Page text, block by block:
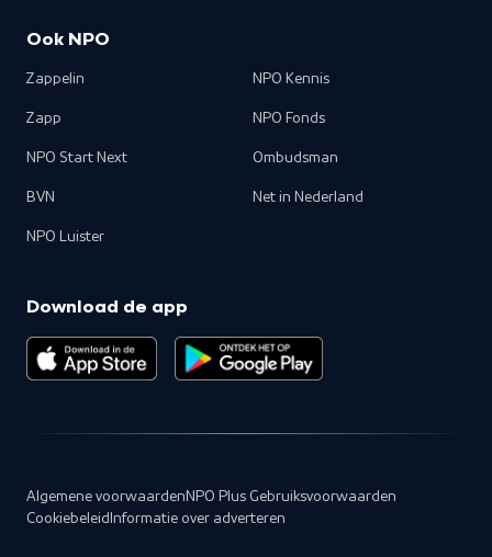
Ook NPO
Zappelin
Zapp
NPO Start Next
BVN
NPO Luister
NPO Kennis
NPO Fonds
Ombudsman
Net in Nederland
Download de app
Algemene voorwaarden NPO Plus Gebruiksvoorwaarden
Cookiebeleid Informatie over adverteren